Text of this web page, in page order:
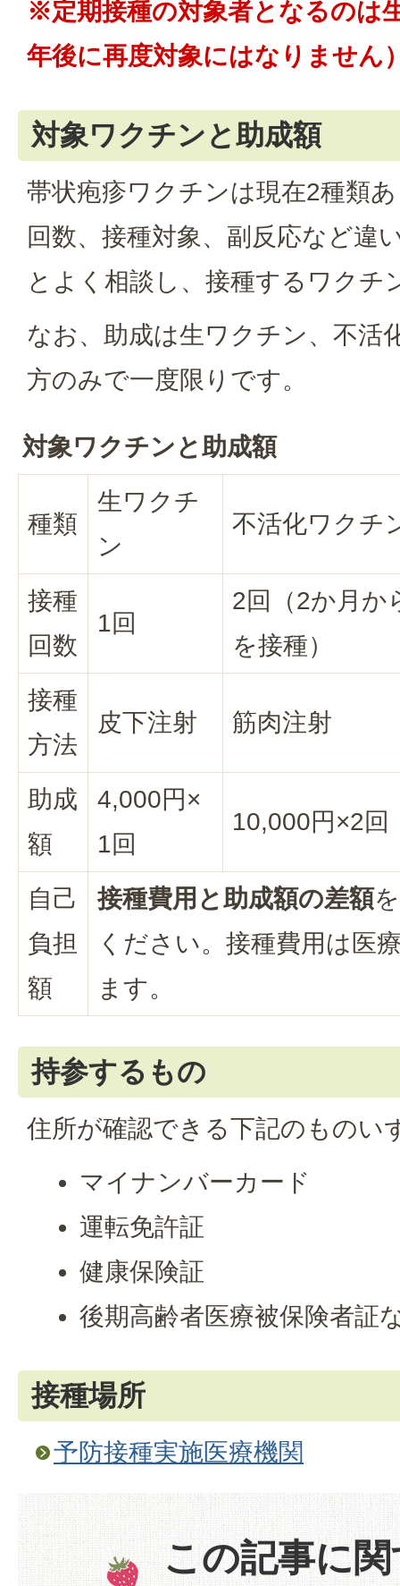
※定期接種の対象者となるのは
年後に再度対象にはなりません
対象ワクチンと助成額
帯状疱疹ワクチンは現在2種類
回数、接種対象、副反応など違
とよく相談し、接種するワクチ
なお、助成は生ワクチン、不活
方のみで一度限りです。
対象ワクチンと助成額
種類
生ワクチ
ン
不活化ワクチ
接種
回数
1回
2回（2か月か
を接種）
接種
方法
皮下注射 筋肉注射
助成
額
4,000円×
1回
10,000円×2回
自己
負担
額
接種費用と助成額の差額
ください。接種費用は医
ます。
持参するもの
住所が確認できる下記のものい
マイナンバーカード
運転免許証
健康保険証
後期高齢者医療被保険者証
接種場所
予防接種実施医療機関
この記事に